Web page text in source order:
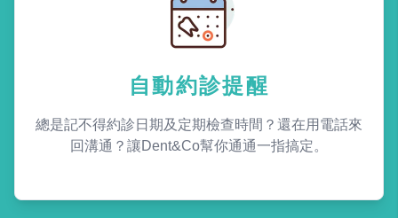
自動約診提醒
總是記不得約診日期及定期檢查時間？還在用電話來
回溝通？讓Dent&Co幫你通通一指搞定。